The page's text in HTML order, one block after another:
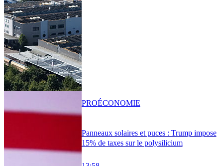
Panneaux solaires et puces : Trump impose
15% de taxes sur le polysilicium
PROÉCONOMIE